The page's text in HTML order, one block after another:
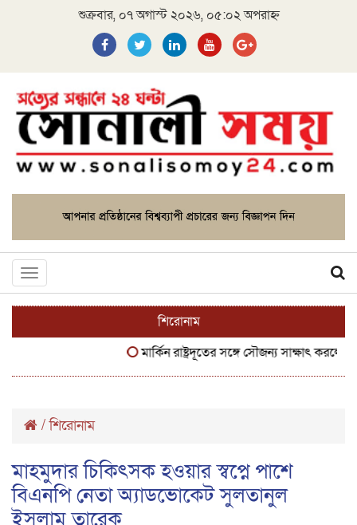
শুক্রবার, ০৭ অগাস্ট ২০২৬, ০৫:০২ অপরাহ্ন
Toggle
navigation
শিরোনাম
মার্কিন রাষ্ট্রদূতের সঙ্গে সৌজন্য সাক্ষাৎ করলেন
/শিরোনাম
মাহমুদার চিকিৎসক হওয়ার স্বপ্নে পাশে
বিএনপি নেতা অ্যাডভোকেট সুলতানুল
ইসলাম তারেক